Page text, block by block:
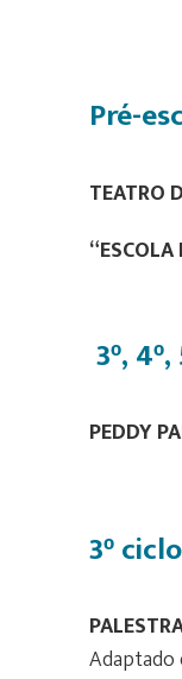
Pré-
TEATRO
3º, 4º,
PEDDY
3º
Adaptado